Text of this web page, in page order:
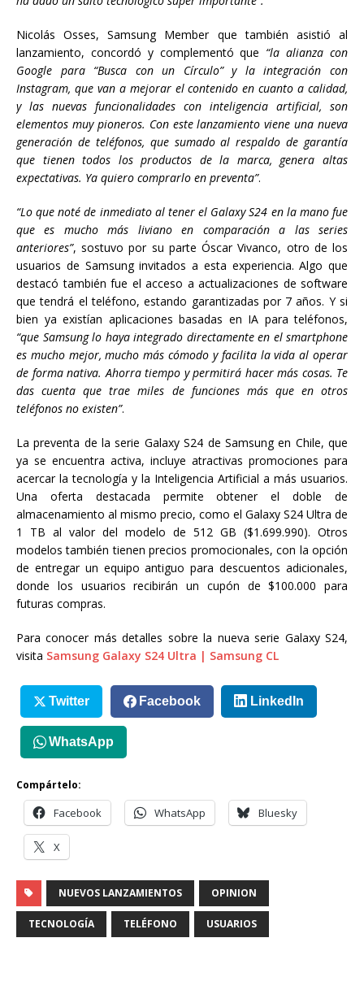
Nicolás Osses, Samsung Member que también asistió al
lanzamiento, concordó y complementó que “la alianza con
Google para “Busca con un Círculo” y la integración con
Instagram, que van a mejorar el contenido en cuanto a calidad,
y las nuevas funcionalidades con inteligencia artificial, son
elementos muy pioneros. Con este lanzamiento viene una nueva
generación de teléfonos, que sumado al respaldo de garantía
que tienen todos los productos de la marca, genera altas
expectativas. Ya quiero comprarlo en preventa”.
“Lo que noté de inmediato al tener el Galaxy S24 en la mano fue
que es mucho más liviano en comparación a las series
anteriores”, sostuvo por su parte Óscar Vivanco, otro de los
usuarios de Samsung invitados a esta experiencia. Algo que
destacó también fue el acceso a actualizaciones de software
que tendrá el teléfono, estando garantizadas por 7 años. Y si
bien ya existían aplicaciones basadas en IA para teléfonos,
“que Samsung lo haya integrado directamente en el smartphone
es mucho mejor, mucho más cómodo y facilita la vida al operar
de forma nativa. Ahorra tiempo y permitirá hacer más cosas. Te
das cuenta que trae miles de funciones más que en otros
teléfonos no existen”.
La preventa de la serie Galaxy S24 de Samsung en Chile, que
ya se encuentra activa, incluye atractivas promociones para
acercar la tecnología y la Inteligencia Artificial a más usuarios.
Una oferta destacada permite obtener el doble de
almacenamiento al mismo precio, como el Galaxy S24 Ultra de
1 TB al valor del modelo de 512 GB ($1.699.990). Otros
modelos también tienen precios promocionales, con la opción
de entregar un equipo antiguo para descuentos adicionales,
donde los usuarios recibirán un cupón de $100.000 para
futuras compras.
Para conocer más detalles sobre la nueva serie Galaxy S24,
visita Samsung Galaxy S24 Ultra | Samsung CL
Twitter Facebook LinkedIn
WhatsApp
Compártelo:
Facebook WhatsApp Bluesky
X
NUEVOS LANZAMIENTOS OPINION
TECNOLOGÍA TELÉFONO USUARIOS